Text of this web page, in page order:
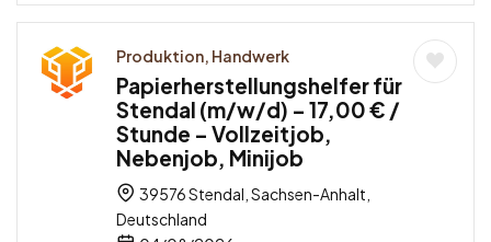
Produktion, Handwerk
Papierherstellungshelfer für
Stendal (m/w/d) – 17,00 € /
Stunde – Vollzeitjob,
Nebenjob, Minijob
39576 Stendal, Sachsen-Anhalt,
Deutschland